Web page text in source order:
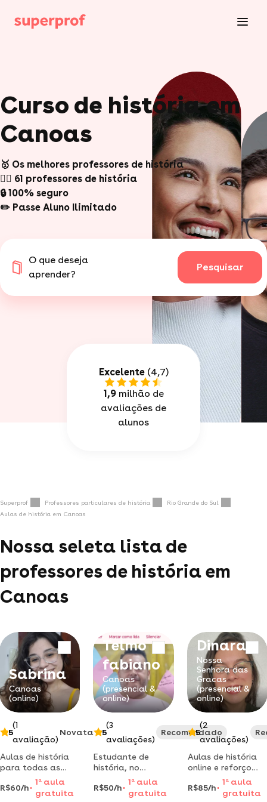
Curso de história em
Canoas
🥇 Os melhores professores de história
🙋‍♂️ 61 professores de história
🔒 100% seguro
✏️ Passe Aluno Ilimitado
O que deseja
aprender?
Pesquisar
Excelente(4,7)
1,9milhão de
avaliações de
alunos
Superprof Professores particulares de história
Rio Grande do Sul
Aulas de história em Canoas
Nossa seleta lista de
professores de história em
Canoas
Sabrina
Canoas
(online)
5
(1
avaliação)
Novata
Aulas de história
para todas as
modalidades e
faixas etárias -
R$60/h
1 aaula
gratuita
Telmo
fabiano
Canoas
(presencial &
online)
5
(3
avaliações)
Recomendado
Estudante de
história, no
unilasalle canoas,
6º semestre.
estagiando na
R$50/h
1 a aula
gratuita
Dinara
Nossa
Senhora das
Gracas
(presencial &
online)
5
(2
avaliações)
Aulas de história
online e reforço
escolar em canoas
e região
metropolitana.
R$85/h
1 aaula
gratuita